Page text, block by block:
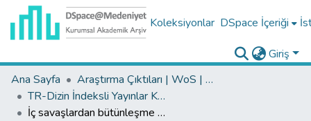
Koleksiyonlar DSpace İçeriği
Giriş
Ana Sayfa
Araştırma Çıktıları | WoS | Scopus | TR-Dizin | PubMed
TR-Dizin İndeksli Yayınlar Koleksiyonu
İç savaşlardan bütünleşme hareketlerine ve kalkınma hamlelerine Afrika’nın yeniden dönüşümü